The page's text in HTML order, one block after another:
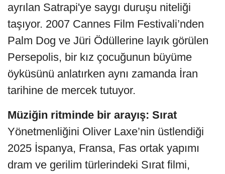
ayrılan Satrapi'ye saygı duruşu niteliği
taşıyor. 2007 Cannes Film Festivali’nden
Palm Dog ve Jüri Ödüllerine layık görülen
Persepolis, bir kız çocuğunun büyüme
öyküsünü anlatırken aynı zamanda İran
tarihine de mercek tutuyor.
Müziğin ritminde bir arayış: Sırat
Yönetmenliğini Oliver Laxe’nin üstlendiği
2025 İspanya, Fransa, Fas ortak yapımı
dram ve gerilim türlerindeki Sırat filmi,